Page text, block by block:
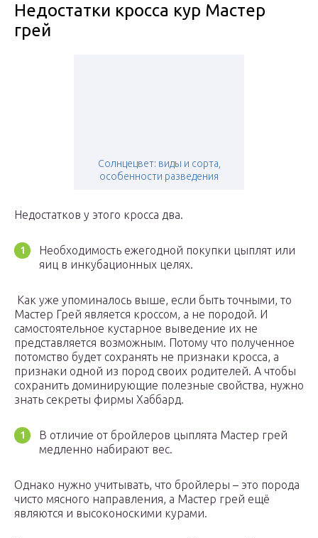
Недостатки кросса кур Мастер
грей
Солнцецвет: виды и сорта,
особенности разведения
Недостатков у этого кросса два.
Необходимость ежегодной покупки цыплят или
яиц в инкубационных целях.
Как уже упоминалось выше, если быть точными, то
Мастер Грей является кроссом, а не породой. И
самостоятельное кустарное выведение их не
представляется возможным. Потому что полученное
потомство будет сохранять не признаки кросса, а
признаки одной из пород своих родителей. А чтобы
сохранить доминирующие полезные свойства, нужно
знать секреты фирмы Хаббард.
В отличие от бройлеров цыплята Мастер грей
медленно набирают вес.
Однако нужно учитывать, что бройлеры – это порода
чисто мясного направления, а Мастер грей ещё
являются и высоконоскими курами.